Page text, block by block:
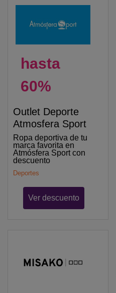
hasta
60%
Outlet Deporte
Atmosfera Sport
Ropa deportiva de tu
marca favorita en
Atmósfera Sport con
descuento
Deportes
Ver descuento